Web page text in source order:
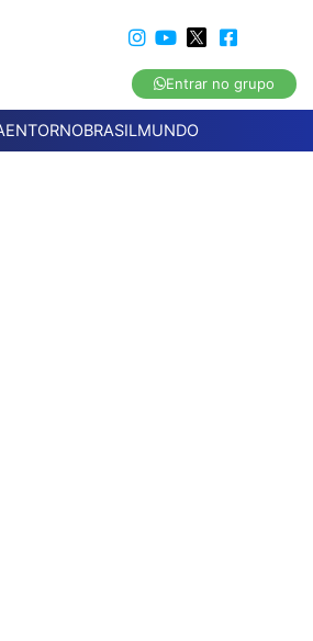
Entrar no grupo
ENTORNOBRASILMUNDO